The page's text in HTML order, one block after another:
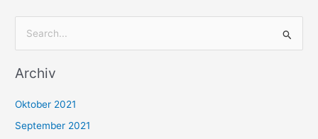
c
n
Archiv
Oktober 2021
September 2021